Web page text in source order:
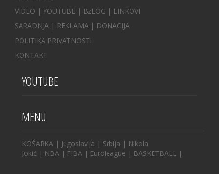
VIDEO | YOUTUBE | BzLOG | LINKOVI
SARADNJA | REKLAMA | DONACIJA
POLITIKA PRIVATNOSTI
KONTAKT
YOUTUBE
MENU
KOŠARKA | Jugoslavija | Srbija | Nikola
Jokić | NBA | FIBA | Euroleague | BASKETBALL |